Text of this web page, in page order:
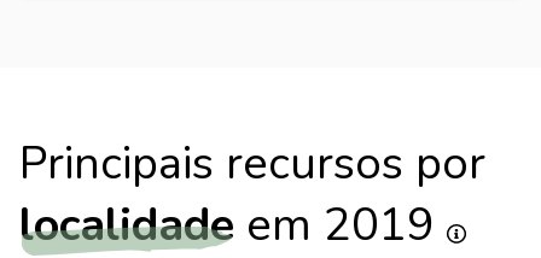
Principais recursos por
localidade em 2019